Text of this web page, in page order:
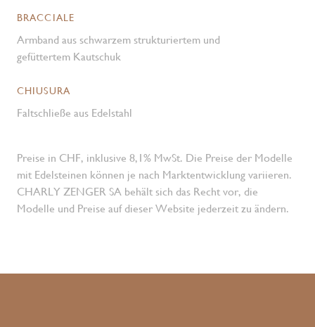
BRACCIALE
Armband aus schwarzem strukturiertem und
gefüttertem Kautschuk
CHIUSURA
Faltschließe aus Edelstahl
Preise in CHF, inklusive 8,1% MwSt. Die Preise der Modelle
mit Edelsteinen können je nach Marktentwicklung variieren.
CHARLY ZENGER SA behält sich das Recht vor, die
Modelle und Preise auf dieser Website jederzeit zu ändern.